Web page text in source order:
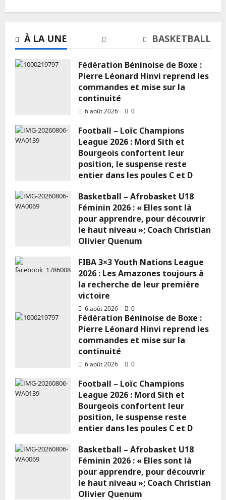
À LA UNE BASKETBALL
Fédération Béninoise de Boxe :
Pierre Léonard Hinvi reprend les
commandes et mise sur la
continuité
6 août 2026 0
Football – Loïc Champions
League 2026 : Mord Sith et
Bourgeois confortent leur
position, le suspense reste
entier dans les poules C et D
Basketball – Afrobasket U18
Féminin 2026 : « Elles sont là
pour apprendre, pour découvrir
le haut niveau »; Coach Christian
Olivier Quenum
FIBA 3×3 Youth Nations League
2026 : Les Amazones toujours à
la recherche de leur première
victoire
6 août 2026 0
Fédération Béninoise de Boxe :
Pierre Léonard Hinvi reprend les
commandes et mise sur la
continuité
6 août 2026 0
Football – Loïc Champions
League 2026 : Mord Sith et
Bourgeois confortent leur
position, le suspense reste
entier dans les poules C et D
Basketball – Afrobasket U18
Féminin 2026 : « Elles sont là
pour apprendre, pour découvrir
le haut niveau »; Coach Christian
Olivier Quenum
Rédaction 24 décembre 2025 0
1 MIN DE LECTURE
Annonces
Publicité
21 décembre 2025 0